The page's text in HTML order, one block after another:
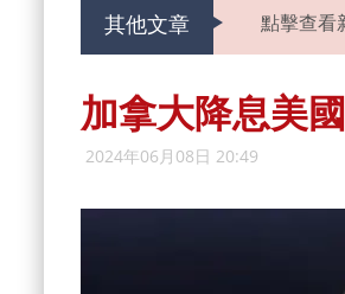
其他文章 點擊查看
加拿大降息美
2024年06月08日 20:49